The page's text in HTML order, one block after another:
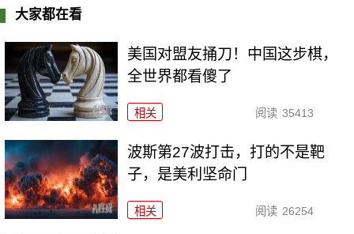
大家都在看
美国对盟友捅刀！中国这步棋，
全世界都看傻了
相关 阅读 35413
波斯第27波打击，打的不是靶
子，是美利坚命门
相关 阅读 26254